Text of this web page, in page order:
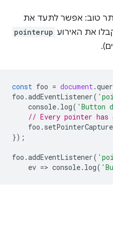
טוב: אפשר לתעד את
את האירוע pointerup
const foo = document.
foo .addEventListener(
console. log( 'Button
// Every pointer has
foo . setPointerCapture
});
foo .addEventListener(
ev => console. log(